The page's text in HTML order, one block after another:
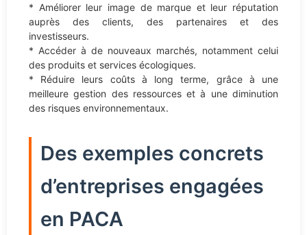
* Améliorer leur image de marque et leur réputation
auprès des clients, des partenaires et des
investisseurs.
* Accéder à de nouveaux marchés, notamment celui
des produits et services écologiques.
* Réduire leurs coûts à long terme, grâce à une
meilleure gestion des ressources et à une diminution
des risques environnementaux.
Des exemples concrets
d’entreprises engagées
en PACA